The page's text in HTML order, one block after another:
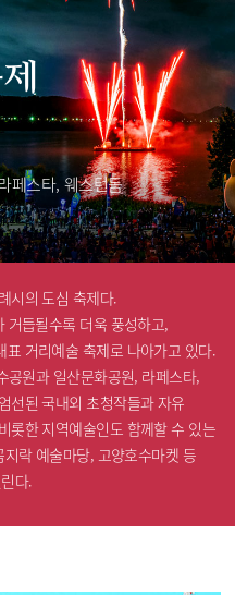
페스타, 웨스턴돔
시의 도심 축제다.
거듭될수록 더욱 풍성하고,
거리예술 축제로 나아가고 있다.
공원과 일산문화공원, 라페스타,
선된 국내외 초청작들과 자유
롯한 지역예술인도 함께할 수 있는
락 예술마당, 고양호수마켓 등
다.